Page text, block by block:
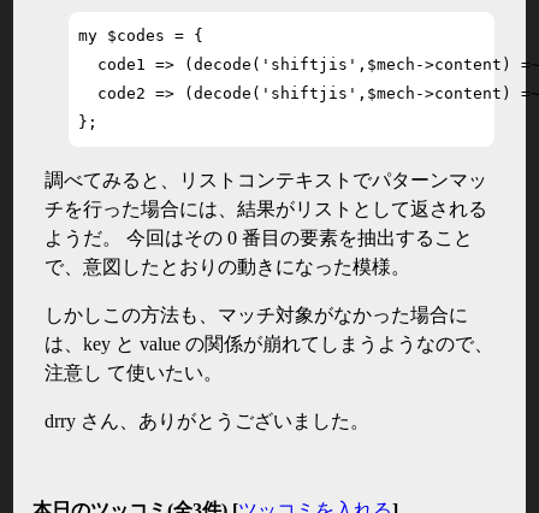
my $codes = {
code1 => (decode('shiftjis',$mech->content)
code2 => (decode('shiftjis',$mech->content)
};
調べてみると、リストコンテキストでパターンマッ
チを行った場合には、結果がリストとして返される
ようだ。 今回はその 0 番目の要素を抽出すること
で、意図したとおりの動きになった模様。
しかしこの方法も、マッチ対象がなかった場合に
は、key と value の関係が崩れてしまうようなので、
注意し て使いたい。
drry さん、ありがとうございました。